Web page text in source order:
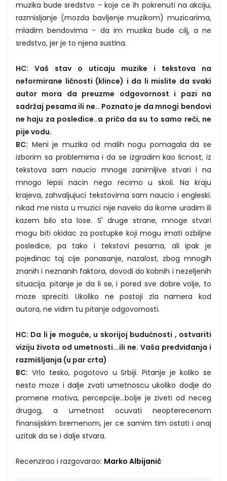
muzika bude sredstvo - koje ce ih pokrenuti na akciju,
razmisljanje (mozda bavljenje muzikom) muzicarima,
mladim bendovima - da im muzika bude cilj, a ne
sredstvo, jer je to njena sustina.
HC: Vaš stav o uticaju muzike i tekstova na
neformirane ličnosti (klince) i da li mislite da svaki
autor mora da preuzme odgovornost i pazi na
sadržaj pesama ili ne.. Poznato je da mnogi bendovi
ne haju za posledice..a priča da su to samo reči, ne
pije vodu.
BC: Meni je muzika od malih nogu pomagala da se
izborim sa problemima i da se izgradim kao licnost, iz
tekstova sam naucio mnoge zanimljive stvari i na
mnogo lepsi nacin nego recimo u skoli. Na kraju
krajeva, zahvaljujuci tekstovima sam naucio i engleski.
nikad me nista u muzici nije navelo da ikome uradim ili
kazem bilo sta lose. S' druge strane, mnoge stvari
mogu biti okidac za postupke koji mogu imati ozbiljne
posledice, pa tako i tekstovi pesama, ali ipak je
pojedinac taj cije ponasanje, nazalost, zbog mnogih
znanih i neznanih faktora, dovodi do kobnih i nezeljenih
situacija. pitanje je da li se, i pored sve dobre volje, to
moze spreciti. Ukoliko ne postoji zla namera kod
autora, ne vidim tu pitanje odgovornosti.
HC: Da li je moguće, u skorijoj budućnosti , ostvariti
viziju života od umetnosti...ili ne. Vaša predviđanja i
razmišljanja (u par crta)
BC: Vrlo tesko, pogotovo u Srbiji. Pitanje je koliko se
nesto moze i dalje zvati umetnoscu ukoliko dodje do
promene motiva, percepcije...bolje je ziveti od neceg
drugog, a umetnost ocuvati neopterecenom
finansijskim bremenom, jer ce samim tim ostati i onaj
uzitak da se i dalje stvara.
Recenzirao i razgovarao: Marko Albijanić